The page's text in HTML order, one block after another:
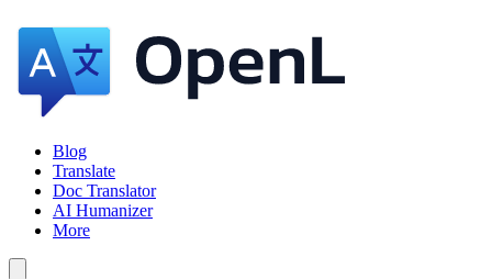
Blog
Translate
Doc Translator
AI Humanizer
More